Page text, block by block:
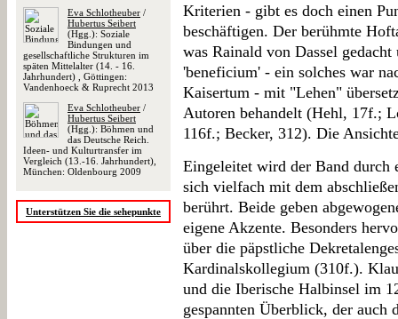
Eva Schlotheuber /
Hubertus Seibert
(Hgg.): Soziale
Bindungen und
gesellschaftliche Strukturen im
späten Mittelalter (14. - 16.
Jahrhundert) , Göttingen:
Vandenhoeck & Ruprecht 2013
Eva Schlotheuber /
Hubertus Seibert
(Hgg.): Böhmen und
das Deutsche Reich.
Ideen- und Kulturtransfer im
Vergleich (13.-16. Jahrhundert),
München: Oldenbourg 2009
Unterstützen Sie die sehepunkte
Kriterien - gibt es doch einen
beschäftigen. Der berühmte
was Rainald von Dassel
'beneficium' - ein solches war
Kaisertum - mit "Lehen"
Autoren behandelt (Hehl, 17f.;
116f.; Becker, 312). Die
Eingeleitet wird der Band durch
sich vielfach mit dem
berührt. Beide geben
eigene Akzente. Besonders
über die päpstliche
Kardinalskollegium (310f.).
und die Iberische Halbinsel im
gespannten Überblick, der auch